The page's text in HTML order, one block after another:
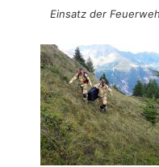
Einsatz der